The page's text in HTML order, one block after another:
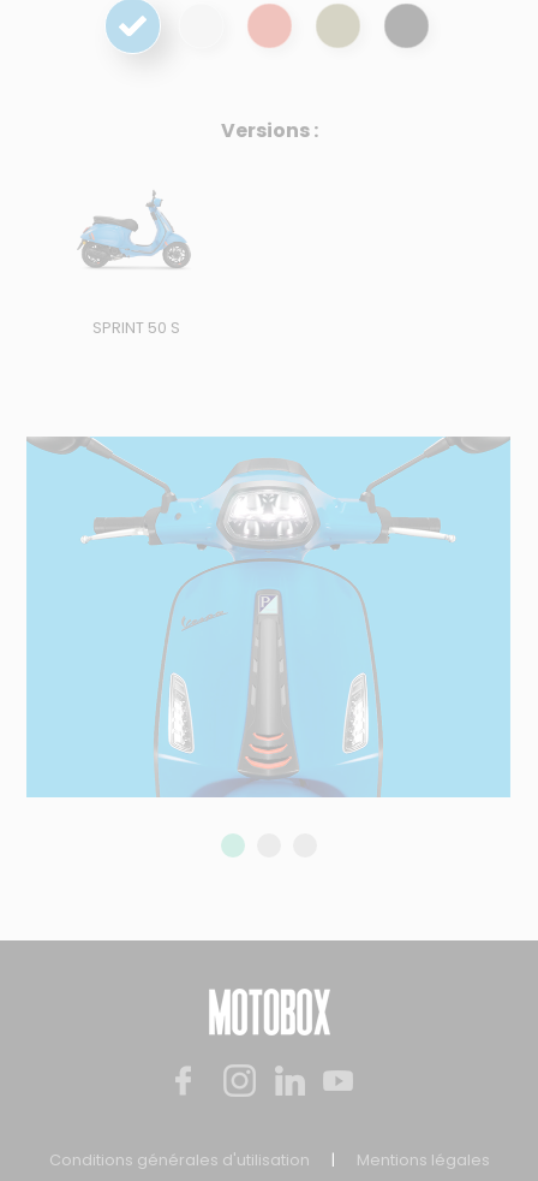
Versions :
SPRINT 50 S
Conditions générales d'utilisation | Mentions légales